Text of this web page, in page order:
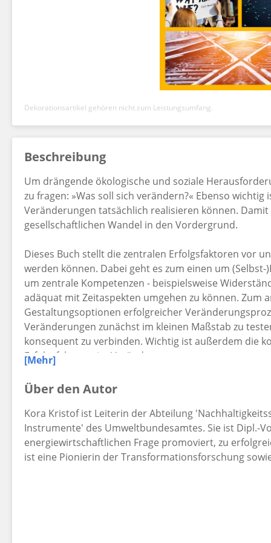
Dekorationsartikel gehören nicht zum Leistungsumfang.
Beschreibung
Um drängende ökologische und soziale
zu fragen: »Was soll sich verändern?« Ebenso
Veränderungen tatsächlich realisieren können.
gesellschaftlichen Wandel in den Vordergrund.
Dieses Buch stellt die zentralen Erfolgsfaktoren vor
werden können. Dabei geht es zum einen um
um zentrale Kompetenzen - beispielsweise
adäquat mit Zeitaspekten umgehen zu können. Zum
Gestaltungsoptionen erfolgreicher
Veränderungen zunächst im kleinen Maßstab zu
konsequent zu verbinden. Wichtig ist außerdem die
Erfolgsfaktoren im Veränderungsprozess.
Kora Kristof zeigt konkrete Wege zu einer
[Mehr]
Über den Autor
Kora Kristof ist Leiterin der Abteilung
Instrumente' des Umweltbundesamtes. Sie ist Dipl.-
energiewirtschaftlichen Frage promoviert, zu
ist eine Pionierin der Transformationsforschung